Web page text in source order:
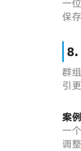
一
保
8.
群
引
案例
一
调